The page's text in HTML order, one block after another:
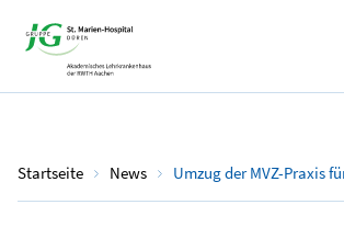
Startseite News Umzug der MVZ-Praxis